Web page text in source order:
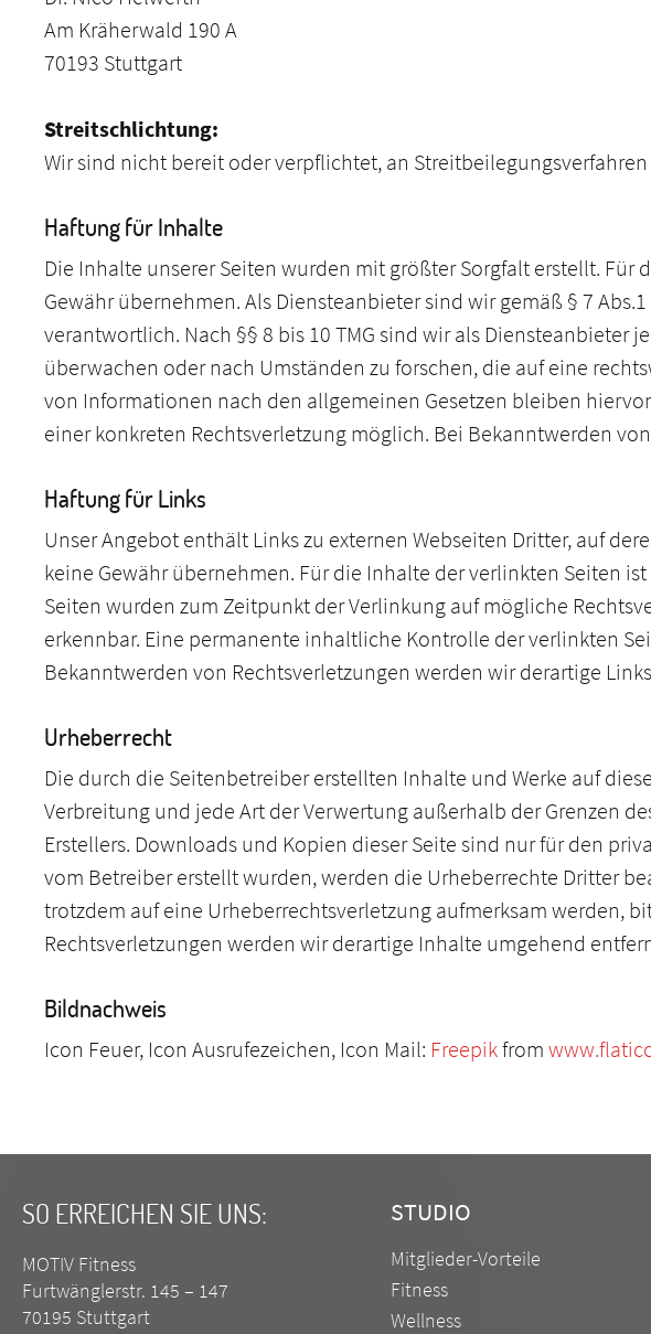
Am Kräherwald 190 A
70193 Stuttgart
Streitschlichtung:
Wir sind nicht bereit oder verpflichtet, an
Haftung für Inhalte
Die Inhalte unserer Seiten wurden mit größter Sorgfalt erstellt.
Gewähr übernehmen. Als Diensteanbieter sind wir gemäß § 7
verantwortlich. Nach §§ 8 bis 10 TMG sind wir als
überwachen oder nach Umständen zu forschen, die auf eine
von Informationen nach den allgemeinen Gesetzen bleiben
einer konkreten Rechtsverletzung möglich. Bei Bekanntwerden
Haftung für Links
Unser Angebot enthält Links zu externen Webseiten Dritter, auf
keine Gewähr übernehmen. Für die Inhalte der verlinkten Seiten
Seiten wurden zum Zeitpunkt der Verlinkung auf mögliche
erkennbar. Eine permanente inhaltliche Kontrolle der verlinkten
Bekanntwerden von Rechtsverletzungen werden wir derartige
Urheberrecht
Die durch die Seitenbetreiber erstellten Inhalte und Werke auf
Verbreitung und jede Art der Verwertung außerhalb der Grenzen
Erstellers. Downloads und Kopien dieser Seite sind nur für den
vom Betreiber erstellt wurden, werden die Urheberrechte Dritter
trotzdem auf eine Urheberrechtsverletzung aufmerksam werden,
Rechtsverletzungen werden wir derartige Inhalte umgehend
Bildnachweis
Icon Feuer, Icon Ausrufezeichen, Icon Mail: Freepikfrom
SO ERREICHEN SIE UNS:
MOTIV Fitness
Furtwänglerstr. 145 – 147
70195 Stuttgart
STUDIO
Mitglieder-Vorteile
Fitness
Wellness